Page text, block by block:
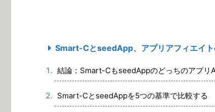
Smart-CとseedApp、アプリアフィエイト
結論：Smart-CもseedAppのどっちのアプリ
Smart-CとseedAppを5つの基準で比較する